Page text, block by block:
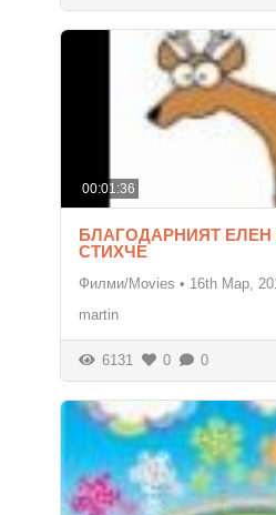
00:01:36
БЛАГОДАРНИЯТ
СТИХЧЕ
Филми/Movies • 16th Мар,
martin
6131 0 0